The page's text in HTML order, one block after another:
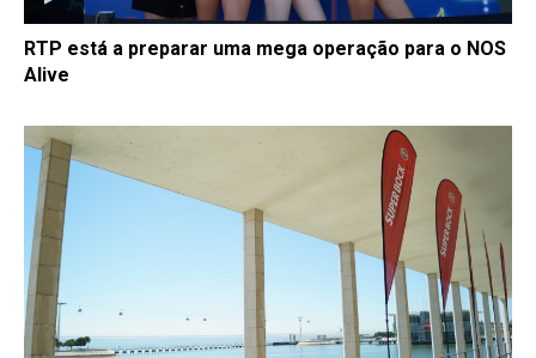
RTP está a preparar uma mega operação para o NOS
Alive